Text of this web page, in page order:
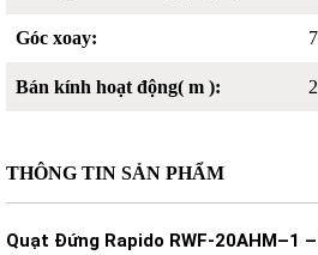
THÔNG TIN SẢN PHẨM
Quạt Đứng Rapido RWF-20AHM–1
Góc xoay:
Bán kính hoạt động( m ):